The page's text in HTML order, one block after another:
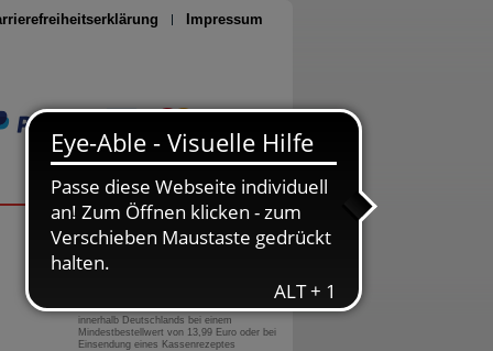
Impressum
Seite drucken
0800-10 11 422
gebührenfreie Rufnummer
innerhalb Deutschlands bei einem
Mindestbestellwert von 13,99 Euro oder bei
Einsendung eines Kassenrezeptes